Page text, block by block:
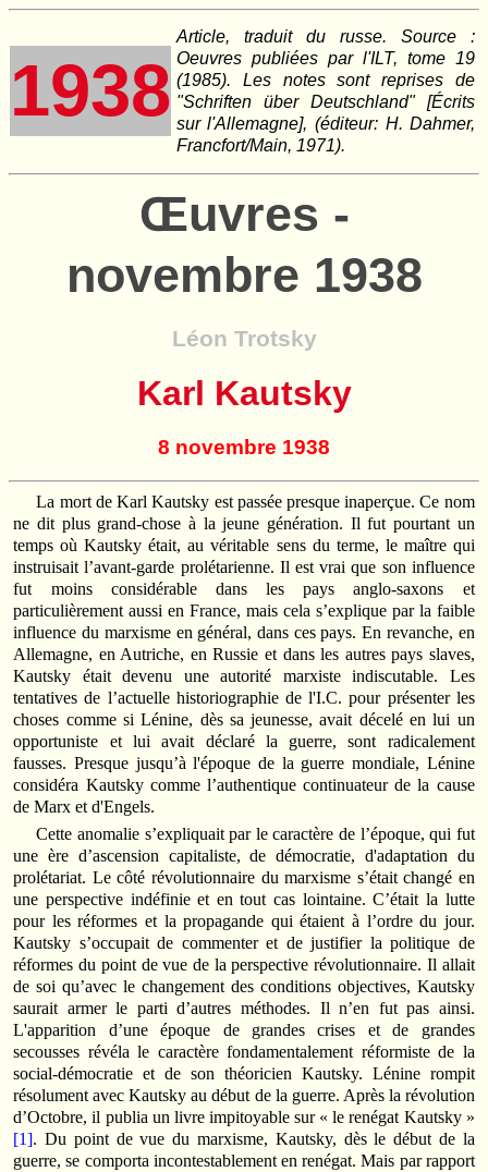
1938
Article, traduit du russe. Source :
Oeuvres publiées par l'ILT, tome 19
(1985). Les notes sont reprises de
"Schriften über Deutschland" [Écrits
sur l'Allemagne], (éditeur: H. Dahmer,
Francfort/Main, 1971).
Œuvres -
novembre 1938
Léon Trotsky
Karl Kautsky
8 novembre 1938
La mort de Karl Kautsky est passée presque inaperçue. Ce nom
ne dit plus grand-chose à la jeune génération. Il fut pourtant un
temps où Kautsky était, au véritable sens du terme, le maître qui
instruisait l’avant-garde prolétarienne. Il est vrai que son influence
fut moins considérable dans les pays anglo-saxons et
particulièrement aussi en France, mais cela s’explique par la faible
influence du marxisme en général, dans ces pays. En revanche, en
Allemagne, en Autriche, en Russie et dans les autres pays slaves,
Kautsky était devenu une autorité marxiste indiscutable. Les
tentatives de l’actuelle historiographie de l'I.C. pour présenter les
choses comme si Lénine, dès sa jeunesse, avait décelé en lui un
opportuniste et lui avait déclaré la guerre, sont radicalement
fausses. Presque jusqu’à l'époque de la guerre mondiale, Lénine
considéra Kautsky comme l’authentique continuateur de la cause
de Marx et d'Engels.
Cette anomalie s’expliquait par le caractère de l’époque, qui fut
une ère d’ascension capitaliste, de démocratie, d'adaptation du
prolétariat. Le côté révolutionnaire du marxisme s’était changé en
une perspective indéfinie et en tout cas lointaine. C’était la lutte
pour les réformes et la propagande qui étaient à l’ordre du jour.
Kautsky s’occupait de commenter et de justifier la politique de
réformes du point de vue de la perspective révolutionnaire. Il allait
de soi qu’avec le changement des conditions objectives, Kautsky
saurait armer le parti d’autres méthodes. Il n’en fut pas ainsi.
L'apparition d’une époque de grandes crises et de grandes
secousses révéla le caractère fondamentalement réformiste de la
social-démocratie et de son théoricien Kautsky. Lénine rompit
résolument avec Kautsky au début de la guerre. Après la révolution
d’Octobre, il publia un livre impitoyable sur « le renégat Kautsky »
[1]. Du point de vue du marxisme, Kautsky, dès le début de la
guerre, se comporta incontestablement en renégat. Mais par rapport